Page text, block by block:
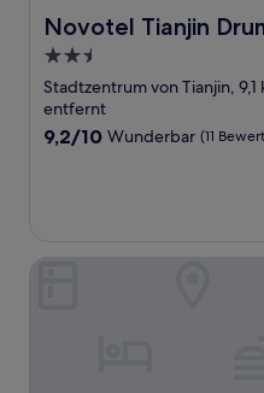
Novotel Tianjin
Novotel Tianjin Drum
2.5-
Sterne-
Unterkunft
Stadtzentrum von Tianjin,
entfernt
9.2
9,2/10 Wunderbar (11